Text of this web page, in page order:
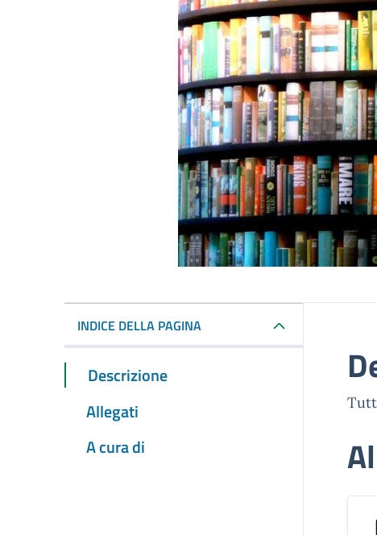
INDICE DELLA PAGINA
Descrizione
Allegati
A cura di